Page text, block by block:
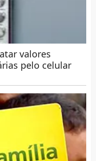
valores
pelo celular